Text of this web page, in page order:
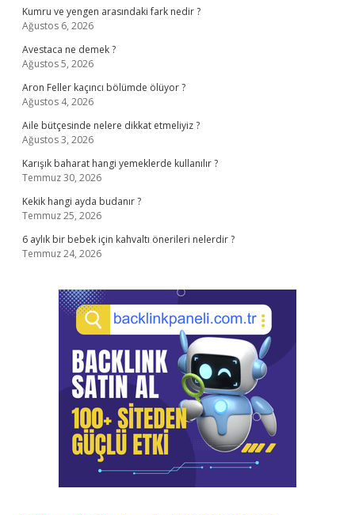
Kumru ve yengen arasındaki fark nedir ?
Ağustos 6, 2026
Avestaca ne demek ?
Ağustos 5, 2026
Aron Feller kaçıncı bölümde ölüyor ?
Ağustos 4, 2026
Aile bütçesinde nelere dikkat etmeliyiz ?
Ağustos 3, 2026
Karışık baharat hangi yemeklerde kullanılır ?
Temmuz 30, 2026
Kekik hangi ayda budanır ?
Temmuz 25, 2026
6 aylık bir bebek için kahvaltı önerileri nelerdir ?
Temmuz 24, 2026